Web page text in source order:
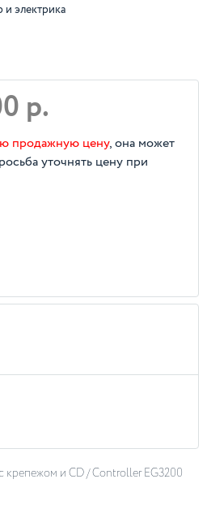
и электрика
р.
продажную цену, она может
уточнять цену при
крепежом и CD / Controller EG3200